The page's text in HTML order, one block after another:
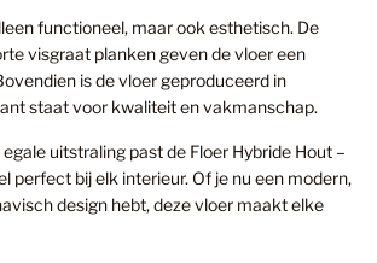
functioneel, maar ook esthetisch. De
visgraat planken geven de vloer een
is de vloer geproduceerd in
staat voor kwaliteit en vakmanschap.
uitstraling past de Floer Hybride Hout –
perfect bij elk interieur. Of je nu een modern,
design hebt, deze vloer maakt elke